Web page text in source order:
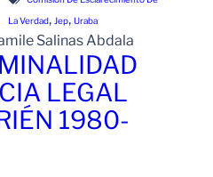
La Verdad, Jep, Uraba
Salinas Abdala
LEGAL
1980-